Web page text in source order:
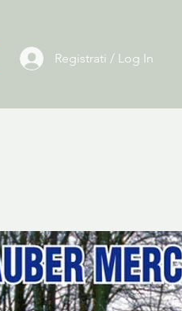
Registrati / Log In